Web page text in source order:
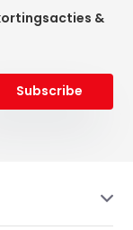
&
Subscribe